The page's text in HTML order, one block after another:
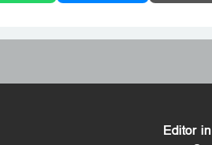
Editor